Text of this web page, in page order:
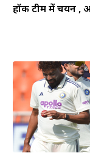
हॉकी टीम में चयन ,